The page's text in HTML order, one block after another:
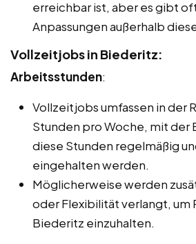
erreichbar ist, aber es gibt
Anpassungen außerhalb
Vollzeitjobs in Biederitz:
Arbeitsstunden:
Vollzeitjobs umfassen in der
Stunden pro Woche, mit der
diese Stunden regelmäßig
eingehalten werden.
Möglicherweise werden
oder Flexibilität verlangt, um
Biederitz einzuhalten.